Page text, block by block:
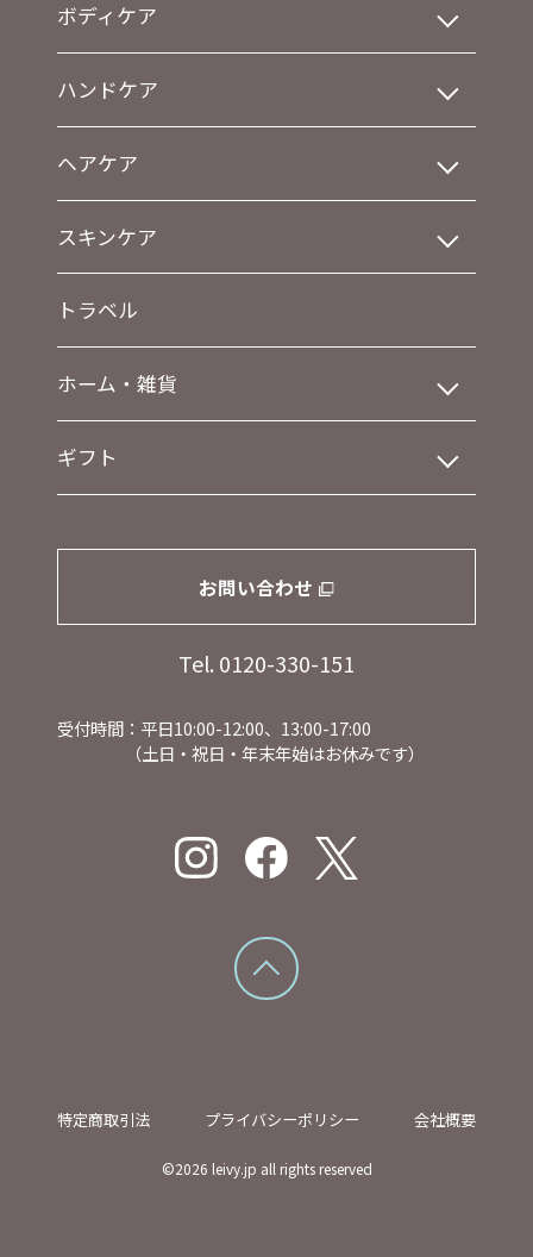
ボディケア
ハンドケア
ヘアケア
スキンケア
トラベル
ホーム・雑貨
ギフト
お問い合わせ
Tel. 0120-330-151
受付時間：平日10:00-12:00、13:00-17:00
（土日・祝日・年末年始はお休みです）
特定商取引法 プライバシーポリシー 会社概要
©2026 leivy.jp all rights reserved